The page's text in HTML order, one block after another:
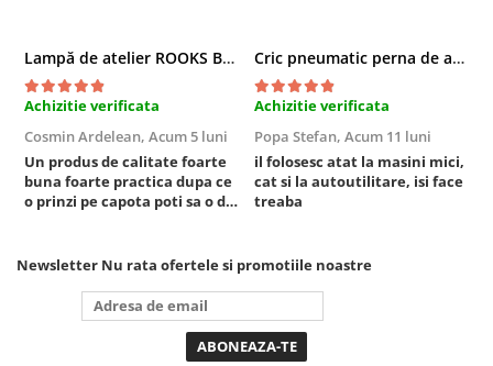
Cricuri Hidraulice
Surubelnite Si Biti
Truse de surubelnite
Vulcanizare
Masini de dejantat roti
Piese de schimb
Scule Vulcanizare
Lampă de atelier ROOKS B2 HYBRID pentru capotă, 2000 lumeni, 5000 mAh
Achizitie verificata
Cosmin Ardelean, Acum 5 luni
Un produs de calitate foarte
buna foarte practica dupa ce
o prinzi pe capota poti sa o dai
puternica si de la baterie care
tine destul de mult dar daca o
bagi la priza nu mai ai treaba
toata ziua ,ce...
Cric pneumatic perna de aer cu inaltator 6T
Achizitie verificata
Popa Stefan, Acum 11 luni
il folosesc atat la masini mici,
cat si la autoutilitare, isi face
treaba
Newsletter Nu rata ofertele si promotiile noastre